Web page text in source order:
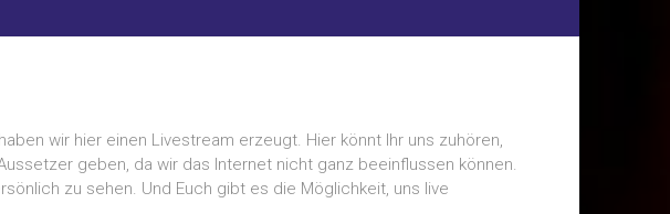
wir hier einen Livestream erzeugt. Hier könnt Ihr uns zuhören,
geben, da wir das Internet nicht ganz beeinflussen können.
zu sehen. Und Euch gibt es die Möglichkeit, uns live